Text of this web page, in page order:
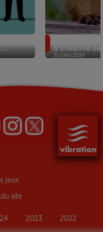
31 juillet 2026
d’initiative
jeux
site
2023 2022